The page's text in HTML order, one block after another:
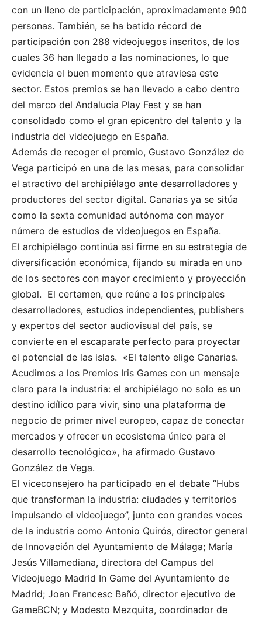
con un lleno de participación, aproximadamente 900
personas. También, se ha batido récord de
participación con 288 videojuegos inscritos, de los
cuales 36 han llegado a las nominaciones, lo que
evidencia el buen momento que atraviesa este
sector. Estos premios se han llevado a cabo dentro
del marco del Andalucía Play Fest y se han
consolidado como el gran epicentro del talento y la
industria del videojuego en España.
Además de recoger el premio, Gustavo González de
Vega participó en una de las mesas, para consolidar
el atractivo del archipiélago ante desarrolladores y
productores del sector digital. Canarias ya se sitúa
como la sexta comunidad autónoma con mayor
número de estudios de videojuegos en España.
El archipiélago continúa así firme en su estrategia de
diversificación económica, fijando su mirada en uno
de los sectores con mayor crecimiento y proyección
global. El certamen, que reúne a los principales
desarrolladores, estudios independientes, publishers
y expertos del sector audiovisual del país, se
convierte en el escaparate perfecto para proyectar
el potencial de las islas. «El talento elige Canarias.
Acudimos a los Premios Iris Games con un mensaje
claro para la industria: el archipiélago no solo es un
destino idílico para vivir, sino una plataforma de
negocio de primer nivel europeo, capaz de conectar
mercados y ofrecer un ecosistema único para el
desarrollo tecnológico», ha afirmado Gustavo
González de Vega.
El viceconsejero ha participado en el debate “Hubs
que transforman la industria: ciudades y territorios
impulsando el videojuego”, junto con grandes voces
de la industria como Antonio Quirós, director general
de Innovación del Ayuntamiento de Málaga; María
Jesús Villamediana, directora del Campus del
Videojuego Madrid In Game del Ayuntamiento de
Madrid; Joan Francesc Bañó, director ejecutivo de
GameBCN; y Modesto Mezquita, coordinador de